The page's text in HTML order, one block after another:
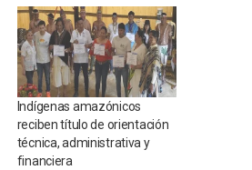
Indígenas amazónicos
reciben título de orientación
técnica, administrativa y
financiera